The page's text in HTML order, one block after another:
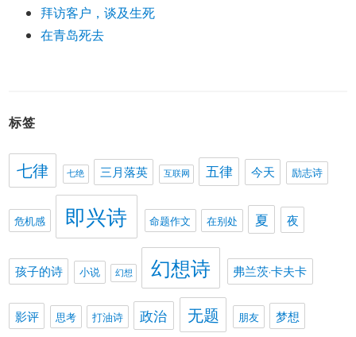
拜访客户，谈及生死
在青岛死去
标签
七律 七绝 三月落英 互联网 五律 今天 励志诗
危机感 即兴诗 命题作文 在别处 夏 夜
孩子的诗 小说 幻想 幻想诗 弗兰茨·卡夫卡
影评 思考 打油诗 政治 无题 朋友 梦想